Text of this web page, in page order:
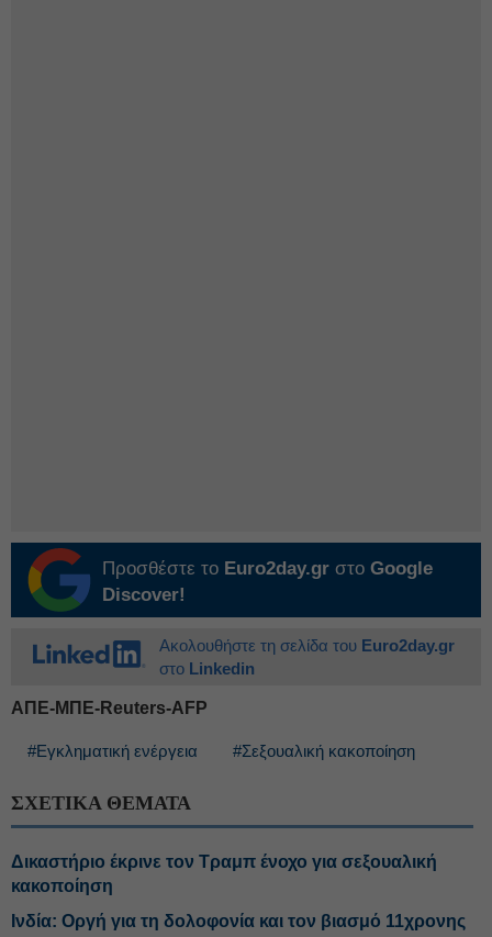
Προσθέστε το Euro2day.gr στο Google
Discover!
Ακολουθήστε τη σελίδα του Euro2day.gr
στο Linkedin
ΑΠΕ-ΜΠΕ-Reuters-AFP
#Εγκληματική ενέργεια #Σεξουαλική κακοποίηση
ΣΧΕΤΙΚΑ ΘΕΜΑΤΑ
Δικαστήριο έκρινε τον Τραμπ ένοχο για σεξουαλική
κακοποίηση
Ινδία: Οργή για τη δολοφονία και τον βιασμό 11χρονης